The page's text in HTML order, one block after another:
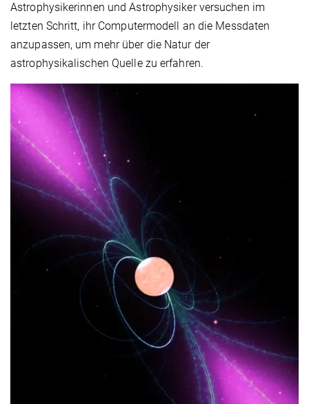
Astrophysikerinnen und Astrophysiker versuchen im
letzten Schritt, ihr Computermodell an die Messdaten
anzupassen, um mehr über die Natur der
astrophysikalischen Quelle zu erfahren.